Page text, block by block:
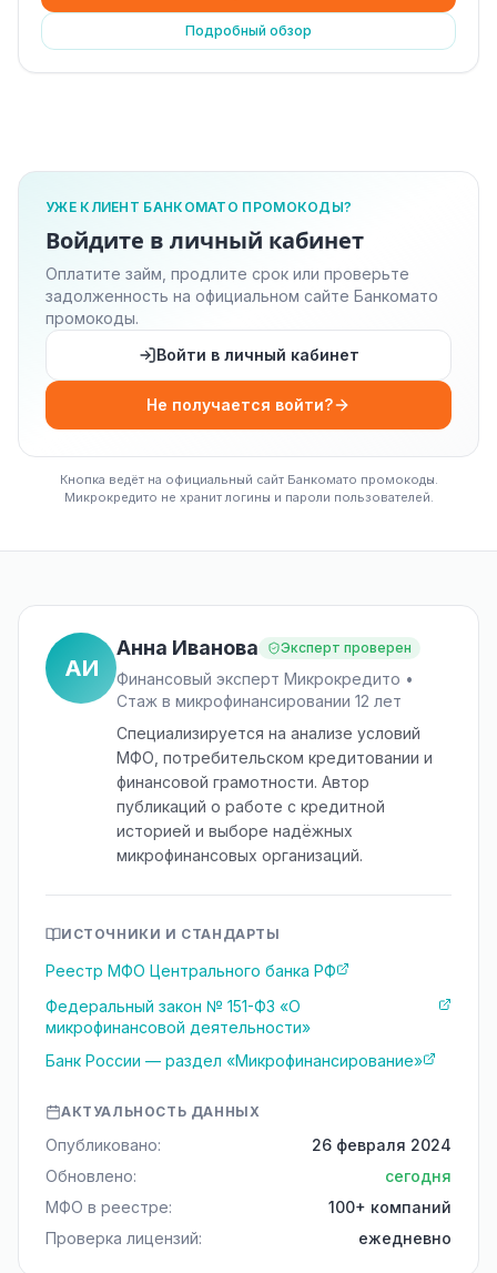
Подробный обзор
УЖЕ КЛИЕНТ БАНКОМАТО ПРОМОКОДЫ?
Войдите в личный кабинет
Оплатите займ, продлите срок или проверьте
задолженность на официальном сайте Банкомато
промокоды.
Войти в личный кабинет
Не получается войти?
Кнопка ведёт на официальный сайт Банкомато промокоды.
Микрокредито не хранит логины и пароли пользователей.
АИ
Анна Иванова Эксперт проверен
Финансовый эксперт Микрокредито •
Стаж в микрофинансировании 12 лет
Специализируется на анализе условий
МФО, потребительском кредитовании и
финансовой грамотности. Автор
публикаций о работе с кредитной
историей и выборе надёжных
микрофинансовых организаций.
ИСТОЧНИКИ И СТАНДАРТЫ
Реестр МФО Центрального банка РФ
Федеральный закон № 151-ФЗ «О
микрофинансовой деятельности»
Банк России — раздел «Микрофинансирование»
АКТУАЛЬНОСТЬ ДАННЫХ
Опубликовано:
26 февраля 2024
Обновлено:
сегодня
МФО в реестре:
100+ компаний
Проверка лицензий:
ежедневно